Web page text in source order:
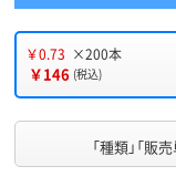
￥0.73 ×200本
￥146 (税込)
「種類」「販